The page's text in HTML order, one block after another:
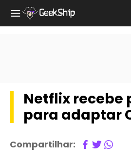
Netflix recebe
para adaptar
Compartilhar: